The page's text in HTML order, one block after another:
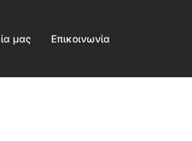
μας Επικοινωνία